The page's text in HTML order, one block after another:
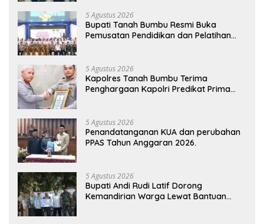
5 Agustus 2026
Bupati Tanah Bumbu Resmi Buka
Pemusatan Pendidikan dan Pelatihan
5 Agustus 2026
Kapolres Tanah Bumbu Terima
Penghargaan Kapolri Predikat Prima
5 Agustus 2026
Penandatanganan KUA dan perubahan
PPAS Tahun Anggaran 2026.
5 Agustus 2026
Bupati Andi Rudi Latif Dorong
Kemandirian Warga Lewat Bantuan